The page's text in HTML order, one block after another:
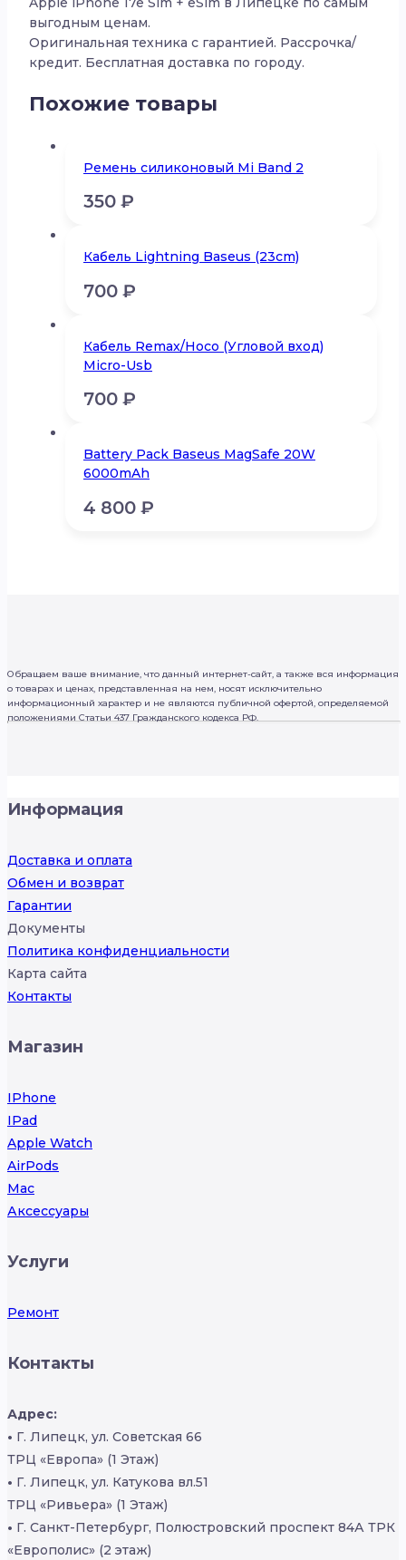
выгодным ценам.
Оригинальная техника с гарантией. Рассрочка/
кредит. Бесплатная доставка по городу.
Похожие товары
Ремень силиконовый Mi Band 2
350 ₽
Кабель Lightning Baseus (23cm)
700 ₽
Кабель Remax/Hoco (Угловой вход)
Micro-Usb
700 ₽
Battery Pack Baseus MagSafe 20W
6000mAh
4 800 ₽
Обращаем ваше внимание, что данный интернет-сайт, а также вся информация
о товарах и ценах, представленная на нем, носят исключительно
информационный характер и не являются публичной офертой, определяемой
положениями Статьи 437 Гражданского кодекса РФ.
Информация
Доставка и оплата
Обмен и возврат
Гарантии
Документы
Политика конфиденциальности
Карта сайта
Контакты
Магазин
IPhone
IPad
Apple Watch
AirPods
Mac
Аксессуары
Услуги
Ремонт
Контакты
Адрес:
• Г. Липецк, ул. Советская 66
ТРЦ «Европа» (1 Этаж)
• Г. Липецк, ул. Катукова вл.51
ТРЦ «Ривьера» (1 Этаж)
• Г. Санкт-Петербург, Полюстровский проспект 84А ТРК
«Европолис» (2 этаж)